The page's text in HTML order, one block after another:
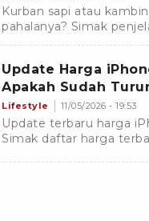
Kurban sapi atau
pahalanya? Simak
Basalamah tentang
Update Harga
Apakah Sudah
Lifestyle 11/05/2026 - 19:53
Update terbaru harga
Simak daftar harga